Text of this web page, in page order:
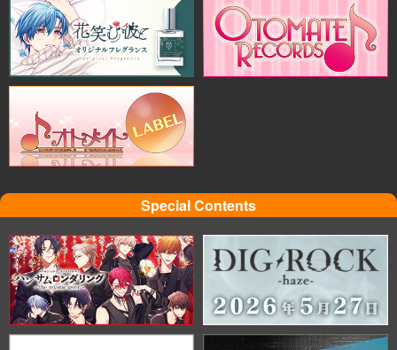
Special Contents